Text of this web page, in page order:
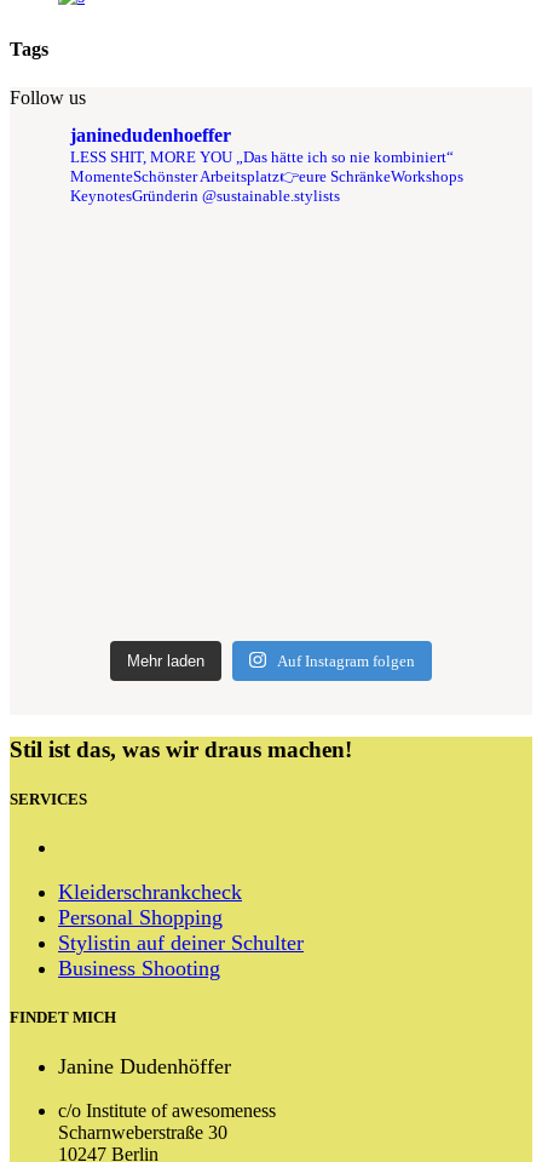
Tags
Follow us
janinedudenhoeffer
LESS SHIT, MORE YOU „Das hätte ich so nie kombiniert“
MomenteSchönster Arbeitsplatz👉eure SchränkeWorkshops
KeynotesGründerin @sustainable.stylists
Mehr laden Auf Instagram folgen
Stil ist das, was wir draus machen!
SERVICES
Kleiderschrankcheck
Personal Shopping
Stylistin auf deiner Schulter
Business Shooting
FINDET MICH
Janine Dudenhöffer
c/o Institute of awesomeness
Scharnweberstraße 30
10247 Berlin